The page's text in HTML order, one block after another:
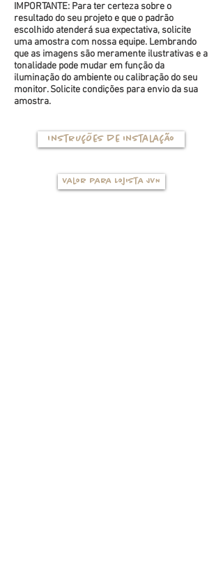
IMPORTANTE: Para ter certeza sobre o
resultado do seu projeto e que o padrão
escolhido atenderá sua expectativa, solicite
uma amostra com nossa equipe. Lembrando
que as imagens são meramente ilustrativas e a
tonalidade pode mudar em função da
iluminação do ambiente ou calibração do seu
monitor. Solicite condições para envio da sua
amostra.
Instruções de instalação
Valor para Lojista JVN